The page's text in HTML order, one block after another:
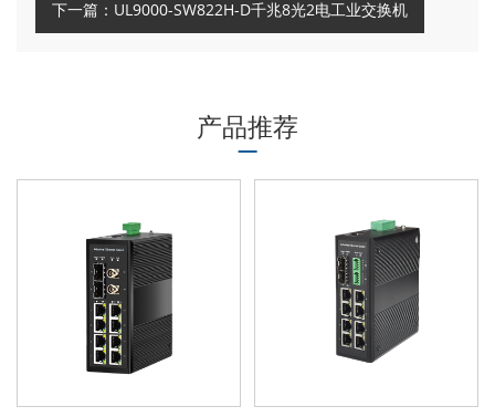
下一篇：UL9000-SW822H-D千兆8光2电工业交换机
产品推荐